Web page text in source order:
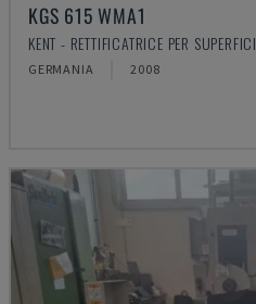
KGS 615 WMA1
KENT - RETTIFICATRICE PER SUPERFICI
GERMANIA 2008